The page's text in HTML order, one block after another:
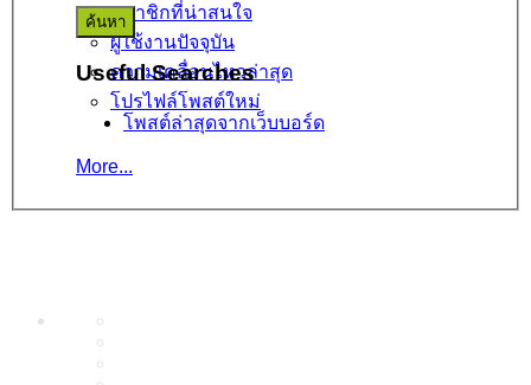
สมาชิกที่น่าสนใจ
ผู้ใช้งานปัจจุบัน
ความเคลื่อนไหวล่าสุด
โปรไฟล์โพสต์ใหม่
Useful Searches
โพสต์ล่าสุดจากเว็บบอร์ด
More...